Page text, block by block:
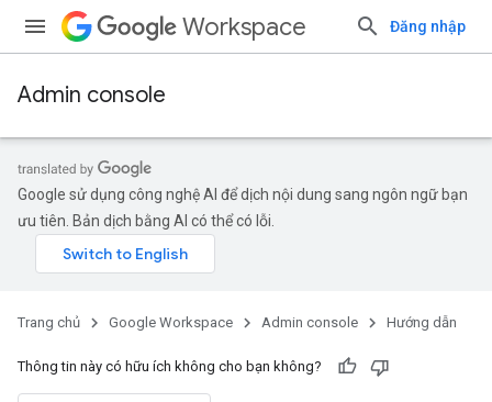
Workspace Đăng nhập
Admin console
Google sử dụng công nghệ AI để dịch nội dung sang ngôn ngữ bạn
ưu tiên. Bản dịch bằng AI có thể có lỗi.
Trang chủ Google Workspace Admin console Hướng dẫn
Thông tin này có hữu ích không cho bạn không?